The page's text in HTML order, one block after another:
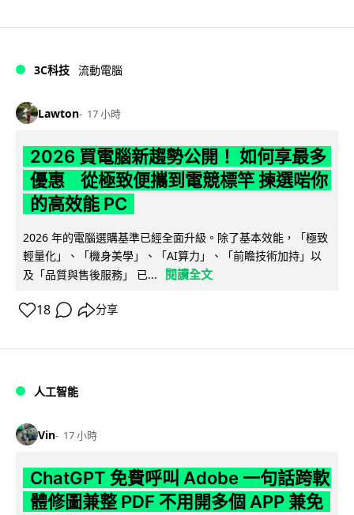
3C科技 流動電腦
Lawton 17 小時
2026 買電腦新趨勢公開！ 如何享最多
優惠 從極致便攜到電競標竿 揀選啱你
的高效能 PC
2026 年的電腦選購基準已經全面升級。除了基本效能，「極致
輕量化」、「機身美學」、「AI算力」、「前瞻技術加持」以
及「品質與售後服務」 已...
閱讀全文
18 分享
人工智能
Vin 17 小時
ChatGPT 免費呼叫 Adobe 一句話跨軟
體修圖兼整 PDF 不用開多個 APP 兼免